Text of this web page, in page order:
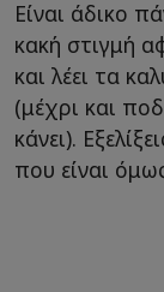
Είναι άδικο
κακή στιγμή
και λέει τα
(μέχρι και
κάνει).
που είναι